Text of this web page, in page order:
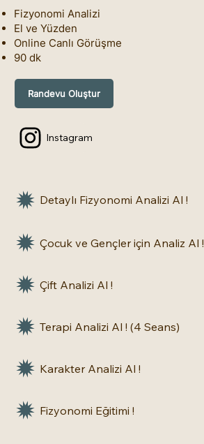
Fizyonomi Analizi
El ve Yüzden
Online Canlı Görüşme
90 dk
Randevu Oluştur
Instagram
Detaylı Fizyonomi Analizi Al !
Karakter Analizi Al !
Çocuk ve Gençler için Analiz Al !
Terapi Analizi Al ! (4 Seans)
Çift Analizi Al !
Fizyonomi Eğitimi !